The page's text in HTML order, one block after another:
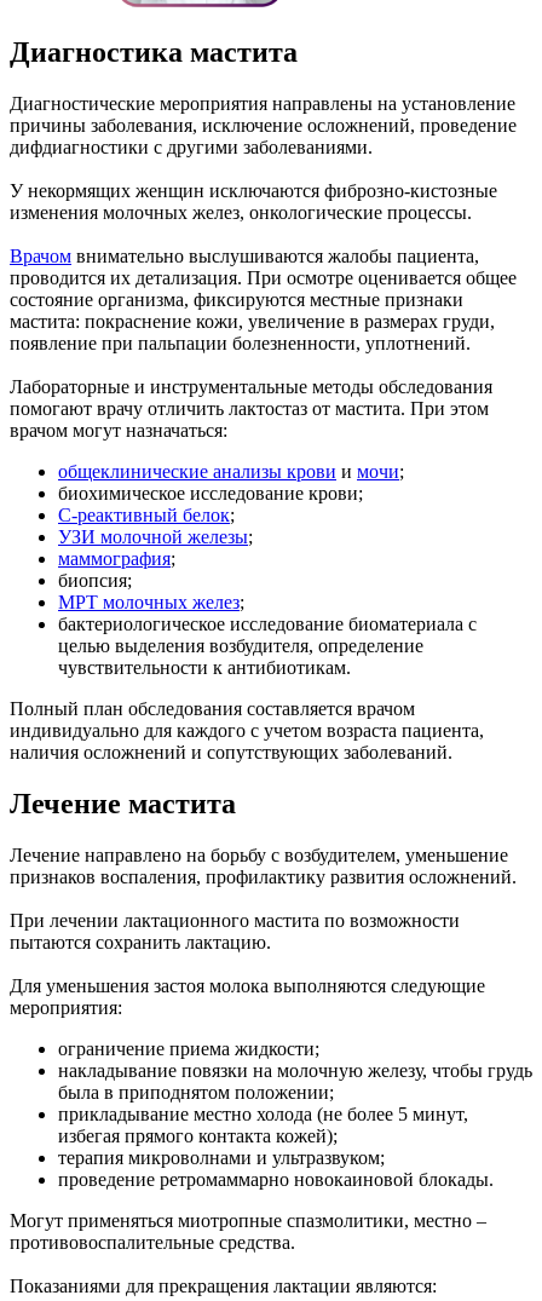
Диагностика мастита
Диагностические мероприятия направлены на установление
причины заболевания, исключение осложнений, проведение
дифдиагностики с другими заболеваниями.
У некормящих женщин исключаются фиброзно-кистозные
изменения молочных желез, онкологические процессы.
Врачом внимательно выслушиваются жалобы пациента,
проводится их детализация. При осмотре оценивается общее
состояние организма, фиксируются местные признаки
мастита: покраснение кожи, увеличение в размерах груди,
появление при пальпации болезненности, уплотнений.
Лабораторные и инструментальные методы обследования
помогают врачу отличить лактостаз от мастита. При этом
врачом могут назначаться:
общеклинические анализы крови и мочи;
биохимическое исследование крови;
С-реактивный белок;
УЗИ молочной железы;
маммография;
биопсия;
МРТ молочных желез;
бактериологическое исследование биоматериала с
целью выделения возбудителя, определение
чувствительности к антибиотикам.
Полный план обследования составляется врачом
индивидуально для каждого с учетом возраста пациента,
наличия осложнений и сопутствующих заболеваний.
Лечение мастита
Лечение направлено на борьбу с возбудителем, уменьшение
признаков воспаления, профилактику развития осложнений.
При лечении лактационного мастита по возможности
пытаются сохранить лактацию.
Для уменьшения застоя молока выполняются следующие
мероприятия:
ограничение приема жидкости;
накладывание повязки на молочную железу, чтобы грудь
была в приподнятом положении;
прикладывание местно холода (не более 5 минут,
избегая прямого контакта кожей);
терапия микроволнами и ультразвуком;
проведение ретромаммарно новокаиновой блокады.
Могут применяться миотропные спазмолитики, местно –
противовоспалительные средства.
Показаниями для прекращения лактации являются: